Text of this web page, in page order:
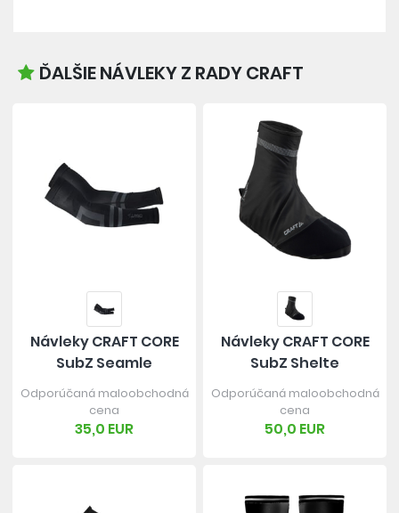
ĎALŠIE NÁVLEKY Z RADY CRAFT
Návleky CRAFT CORE
SubZ Seamle
Odporúčaná maloobchodná
cena
35,0 EUR
Návleky CRAFT CORE
SubZ Shelte
Odporúčaná maloobchodná
cena
50,0 EUR